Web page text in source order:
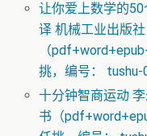
让你爱上数学的
译 机械工业出版
（
挑，编号： tushu-
十分钟智商运动
书（